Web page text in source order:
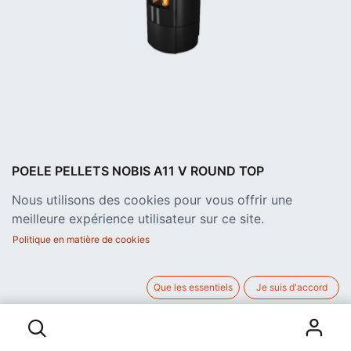
POELE PELLETS NOBIS A11 V ROUND TOP
Convection naturelle
Ventilation frontale activable
7 niveaux de puissance
Chambre de combustion en vermiculite à haut rendement
Verre céramique 5mm
Produit hermétique
Canalisation arrière en option
Nous utilisons des cookies pour vous offrir une
meilleure expérience utilisateur sur ce site.
Politique en matière de cookies
Que les essentiels Je suis d'accord